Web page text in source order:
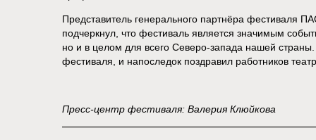
Представитель генерального партнёра фестиваля
подчеркнул, что фестиваль является значимым
но и в целом для всего Cеверо-запада нашей
фестиваля, и напоследок поздравил работников
Пресс-центр фестиваля: Валерия Клюйкова